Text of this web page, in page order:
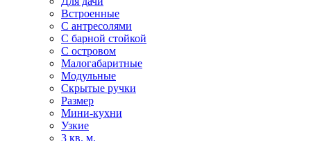
Встроенные
С антресолями
С барной стойкой
С островом
Малогабаритные
Модульные
Скрытые ручки
Размер
Мини-кухни
Узкие
3 кв. м.